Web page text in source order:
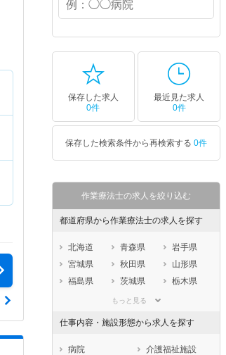
保存した求人
0件
最近見た求人
0件
保存した検索条件から再検索する 0件
作業療法士の求人を絞り込む
都道府県から作業療法士の求人を探す
北海道 青森県
岩手県
宮城県
秋田県
山形県
福島県
茨城県
栃木県
埼玉県
石川県
福井県
岐阜県
もっと見る
仕事内容・施設形態から求人を探す
病院
介護福祉施設